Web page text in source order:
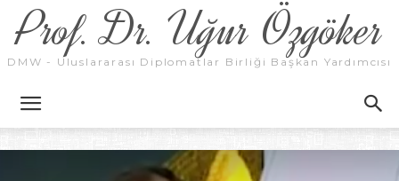
Prof. Dr. Uğur Özgöker
DMW - Uluslararası Diplomatlar Birliği Başkan Yardımcısı